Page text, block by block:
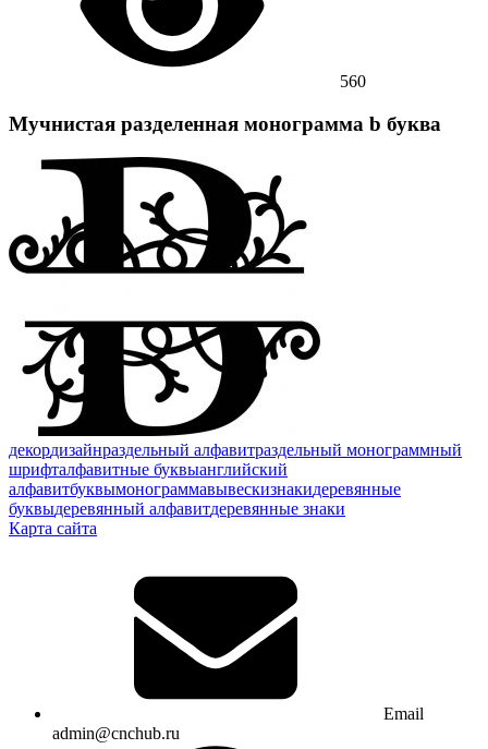
560
Мучнистая разделенная монограмма b буква
декордизайнраздельный алфавитраздельный монограммный
шрифталфавитные буквыанглийский
алфавитбуквымонограммавывескизнакидеревянные
буквыдеревянный алфавитдеревянные знаки
Карта сайта
Email
admin@cnchub.ru